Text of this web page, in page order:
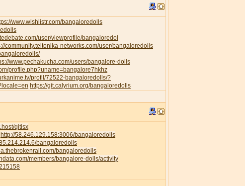
www.wishlistr.com/bangaloredolls
user/viewprofile/bangaloredol
community.teltonika-networks.com/user/bangaloredolls
www.pechakucha.com/users/bangalore-dolls
profile.php?uname=bangalore7hkhz
profil/72522-bangaloredolls/?
https://git.calyrium.org/bangaloredolls
qitisx
http://58.246.129.158:3006/bangaloredolls
bangaloredolls
bangaloredolls
members/bangalore-dolls/activity